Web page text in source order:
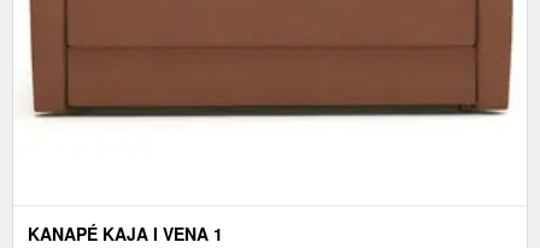
KANAPÉ KAJA I VENA 1